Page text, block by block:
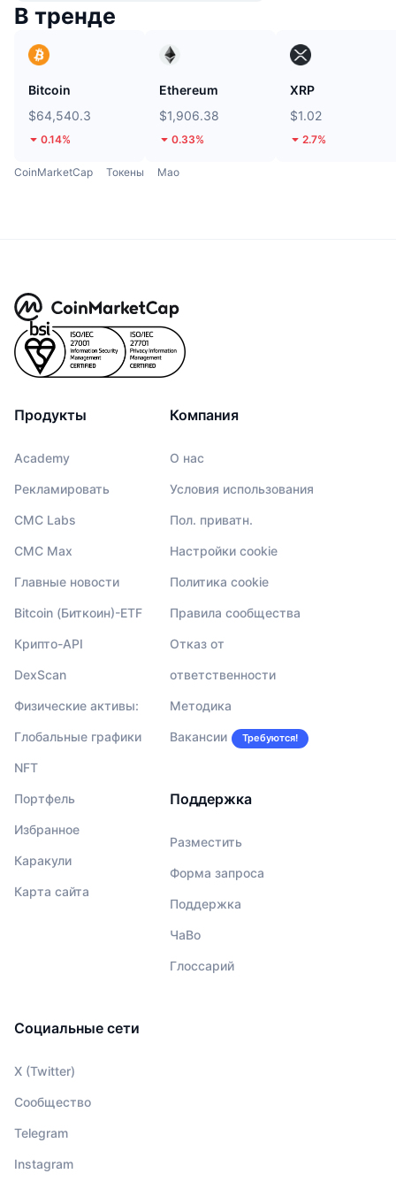
В тренде
Bitcoin
$64,540.3
0.14%
Ethereum
$1,906.38
0.33%
XRP
$1.02
2.7%
CoinMarketCap Токены Mao
Продукты
Academy
Рекламировать
CMC Labs
CMC Max
Главные новости
Bitcoin (Биткоин)-ETF
Крипто-API
DexScan
Физические активы:
Глобальные графики
NFT
Портфель
Избранное
Каракули
Карта сайта
Компания
О нас
Условия использования
Пол. приватн.
Настройки cookie
Политика cookie
Правила сообщества
Отказ от
ответственности
Методика
Вакансии Требуются!
Поддержка
Разместить
Форма запроса
Поддержка
ЧаВо
Глоссарий
Социальные сети
X (Twitter)
Сообщество
Telegram
Instagram